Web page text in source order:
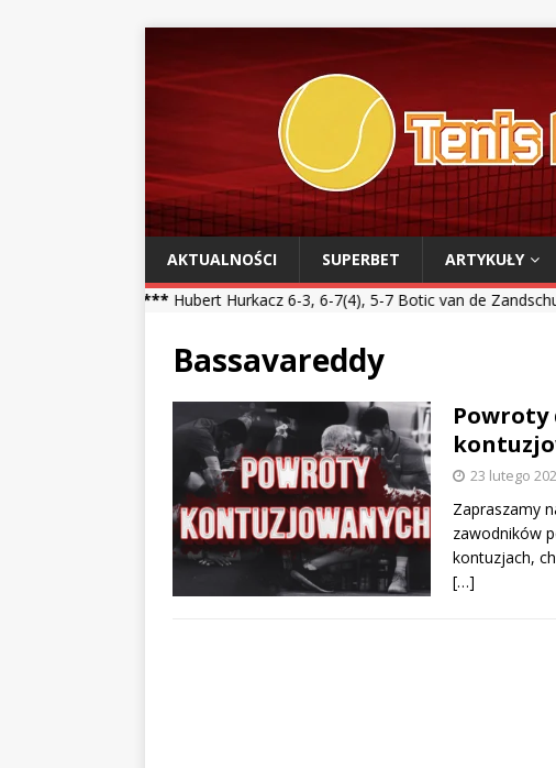
AKTUALNOŚCI SUPERBET ARTYKUŁY
Hubert Hurkacz 6-3, 6-7(4), 5-7 Botic van de Zandschulp *** Kamil
Bassavareddy
Powroty
23 lutego
Zapraszamy
zawodników
kontuzjach,
[…]